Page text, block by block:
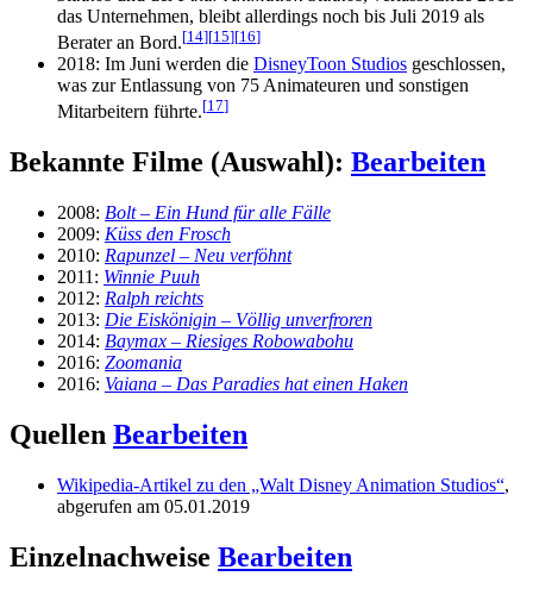
das Unternehmen, bleibt allerdings noch bis Juli 2019 als
Berater an Bord.[14][15][16]
2018: Im Juni werden die DisneyToon Studios geschlossen,
was zur Entlassung von 75 Animateuren und sonstigen
Mitarbeitern führte.[17]
Bekannte Filme (Auswahl): Bearbeiten
2008: Bolt – Ein Hund für alle Fälle
2009: Küss den Frosch
2010: Rapunzel – Neu verföhnt
2011: Winnie Puuh
2012: Ralph reichts
2013: Die Eiskönigin – Völlig unverfroren
2014: Baymax – Riesiges Robowabohu
2016: Zoomania
2016: Vaiana – Das Paradies hat einen Haken
Quellen Bearbeiten
Wikipedia-Artikel zu den „Walt Disney Animation Studios“,
abgerufen am 05.01.2019
Einzelnachweise Bearbeiten